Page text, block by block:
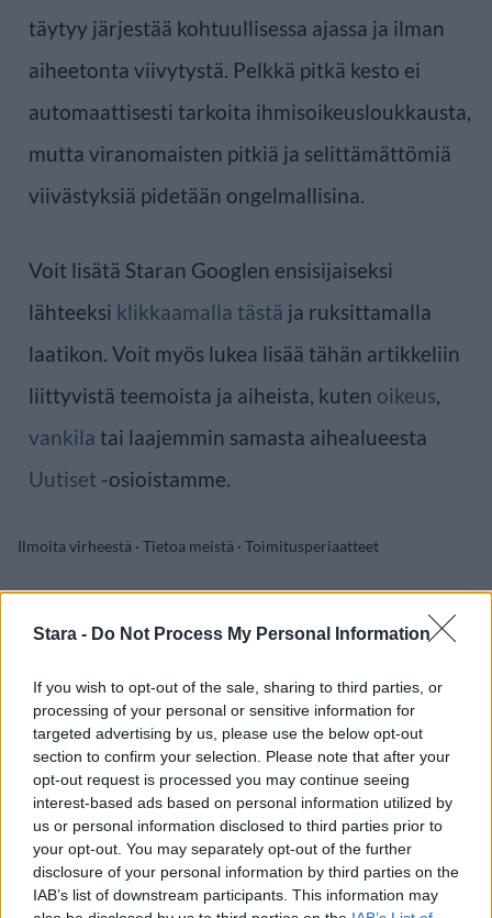
Stara - Do Not Process My Personal Information
If you wish to opt-out of the sale, sharing to third parties, or
processing of your personal or sensitive information for
targeted advertising by us, please use the below opt-out
section to confirm your selection. Please note that after your
opt-out request is processed you may continue seeing
interest-based ads based on personal information utilized by
us or personal information disclosed to third parties prior to
your opt-out. You may separately opt-out of the further
disclosure of your personal information by third parties on the
IAB’s list of downstream participants. This information may
täytyy järjestää kohtuullisessa ajassa ja ilman
aiheetonta viivytystä. Pelkkä pitkä kesto ei
automaattisesti tarkoita ihmisoikeusloukkausta,
mutta viranomaisten pitkiä ja selittämättömiä
viivästyksiä pidetään ongelmallisina.
Voit lisätä Staran Googlen ensisijaiseksi
lähteeksi klikkaamalla tästä ja ruksittamalla
laatikon. Voit myös lukea lisää tähän artikkeliin
liittyvistä teemoista ja aiheista, kuten oikeus,
vankila tai laajemmin samasta aihealueesta
Uutiset -osioistamme.
Ilmoita virheestä · Tietoa meistä · Toimitusperiaatteet